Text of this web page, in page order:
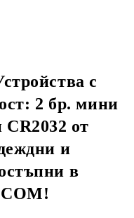
с
2 бр. мини
от
и
в